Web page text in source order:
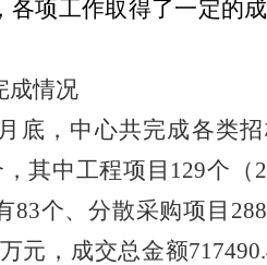
各项工作取得了一定的
成情况
底 ，中心共完成各类
，其中工程项目129个（
83个、分散采购项目
元，成交总金额